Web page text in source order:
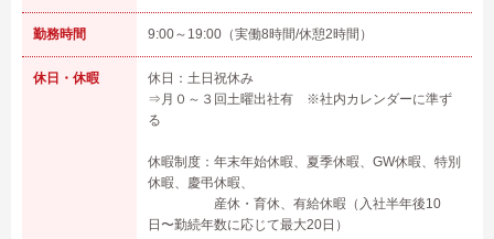
勤務時間 9:00～19:00（実働8時間/休憩2時間）
休日・休暇
休日：土日祝休み
⇒月０～３回土曜出社有 ※社内カレンダーに準ず
る
休暇制度：年末年始休暇、夏季休暇、GW休暇、特別
休暇、慶弔休暇、
産休・育休、有給休暇（入社半年後10
日〜勤続年数に応じて最大20日）